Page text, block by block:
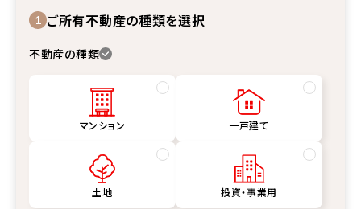
1 ご所有不動産の種類を選択
不動産の種類
マンション 一戸建て
土地
投資・事業用